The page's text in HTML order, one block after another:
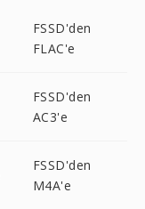
FSSD'den
FLAC'e
FSSD'den
AC3'e
FSSD'den
M4A'e